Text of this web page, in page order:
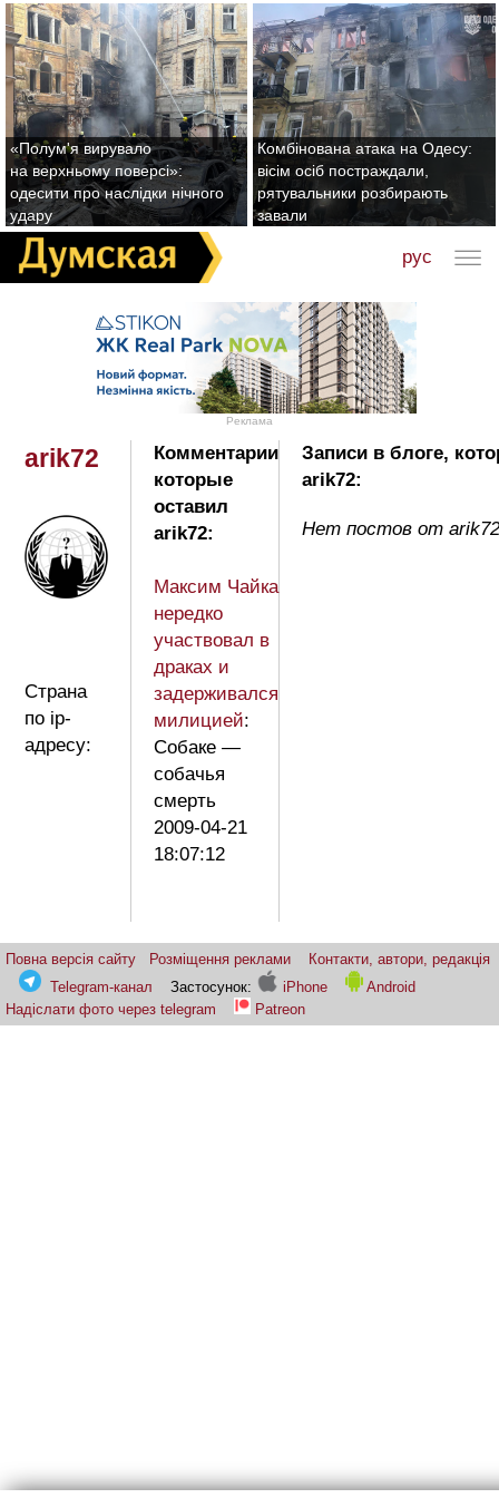
«Полум'я вирувало
на верхньому поверсі»:
одесити про наслідки нічного
удару
Комбінована атака на Одесу:
вісім осіб постраждали,
рятувальники розбирають
завали
рус
Реклама
arik72
Страна
по ip-
адресу:
Комментарии
которые
оставил
arik72:
Максим Чайка
нередко
участвовал в
драках и
задерживался
милицией:
Собаке —
собачья
смерть
2009-04-21
18:07:12
Записи в блоге,
arik72:
Нет постов от arik72
Повна версія сайту Розміщення реклами
Контакти, автори, редакція
Telegram-канал
Застосунок: iPhone
Android
Надіслати фото через telegram
Patreon